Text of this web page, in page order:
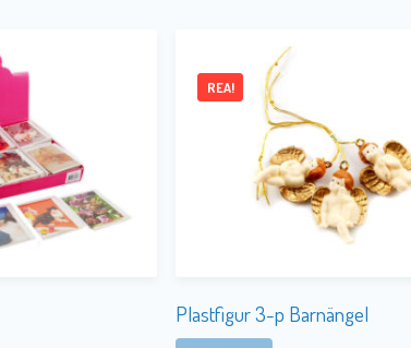
Plastfigur 3-p Barnängel
REA!